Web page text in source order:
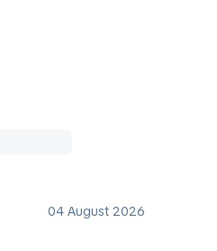
04 August 2026